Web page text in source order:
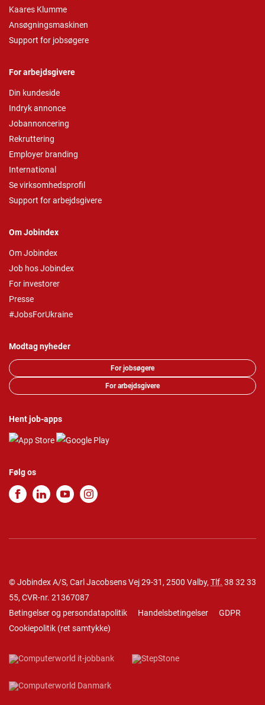
Kaares Klumme
Ansøgningsmaskinen
Support for jobsøgere
For arbejdsgivere
Din kundeside
Indryk annonce
Jobannoncering
Rekruttering
Employer branding
International
Se virksomhedsprofil
Support for arbejdsgivere
Om Jobindex
Om Jobindex
Job hos Jobindex
For investorer
Presse
#JobsForUkraine
Modtag nyheder
For jobsøgere
For arbejdsgivere
Hent job-apps
Følg os
© Jobindex A/S, Carl Jacobsens Vej 29-31, 2500 Valby, Tlf. 38 32 33
55, CVR-nr. 21367087
Betingelser og persondatapolitik
Handelsbetingelser
GDPR
Cookiepolitik (ret samtykke)